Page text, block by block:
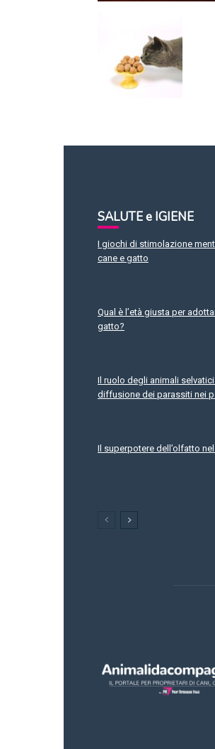
SALUTE e IGIENE
I giochi di stimolazione
cane e gatto
Qual è l’età giusta per
gatto?
Il ruolo degli animali selvatici
diffusione dei parassiti nei
Il superpotere dell’olfatto